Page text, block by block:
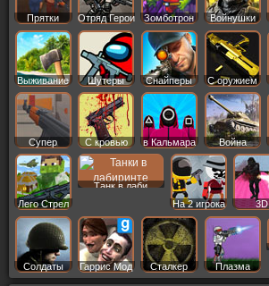
Прятки Отряд Герои Зомботрон Войнушки
Выживание Шутеры Снайперы С оружием
Супер С кровью в Кальмара Война
Лего Стрел
Танк в лаби
На 2 игрока
3D
Солдаты Гаррис Мод Сталкер Плазма